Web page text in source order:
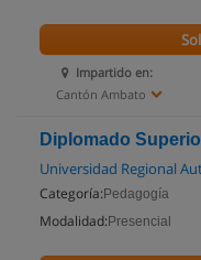
Impartido en:
Cantón Ambato
Diplomado
Universidad Regional
Categoría: Pedagogía
Modalidad: Presencial